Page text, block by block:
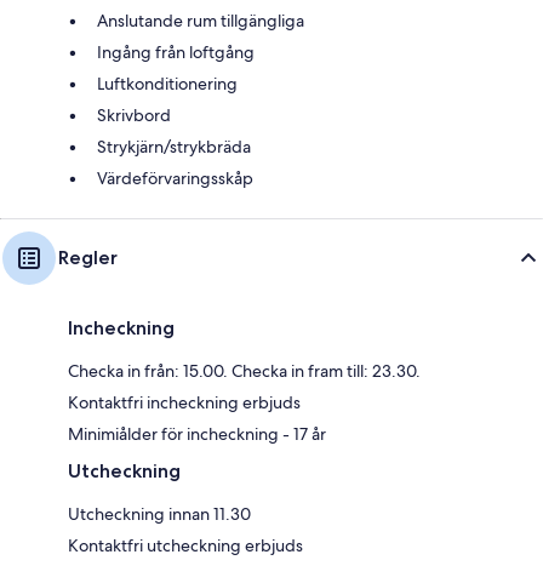
Anslutande rum tillgängliga
Ingång från loftgång
Luftkonditionering
Skrivbord
Strykjärn/strykbräda
Värdeförvaringsskåp
Regler
Incheckning
Checka in från: 15.00. Checka in fram till: 23.30.
Kontaktfri incheckning erbjuds
Minimiålder för incheckning - 17 år
Utcheckning
Utcheckning innan 11.30
Kontaktfri utcheckning erbjuds